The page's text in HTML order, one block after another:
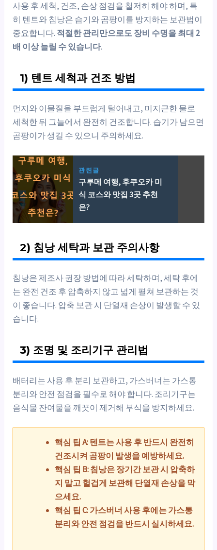
사용 후 세척, 건조, 손상 점검을 철저히 해야 하며, 특
히 텐트와 침낭은 습기와 곰팡이를 방지하는 보관법이
중요합니다. 적절한 관리만으로도 장비 수명을 최대 2
배 이상 늘릴 수 있습니다.
1) 텐트 세척과 건조 방법
먼지와 이물질을 부드럽게 털어내고, 미지근한 물로
세척한 뒤 그늘에서 완전히 건조합니다. 습기가 남으면
곰팡이가 생길 수 있으니 주의하세요.
관련글
구루메 여행, 후쿠오카 미
식 코스와 맛집 3곳 추천
은?
2) 침낭 세탁과 보관 주의사항
침낭은 제조사 권장 방법에 따라 세탁하며, 세탁 후에
는 완전 건조 후 압축하지 않고 넓게 펼쳐 보관하는 것
이 좋습니다. 압축 보관 시 단열재 손상이 발생할 수 있
습니다.
3) 조명 및 조리기구 관리법
배터리는 사용 후 분리 보관하고, 가스버너는 가스통
분리와 안전 점검을 필수로 해야 합니다. 조리기구는
음식물 잔여물을 깨끗이 제거해 부식을 방지하세요.
핵심 팁 A: 텐트는 사용 후 반드시 완전히
건조시켜 곰팡이 발생을 예방하세요.
핵심 팁 B: 침낭은 장기간 보관 시 압축하
지 말고 헐겁게 보관해 단열재 손상을 막
으세요.
핵심 팁 C: 가스버너 사용 후에는 가스통
분리와 안전 점검을 반드시 실시하세요.